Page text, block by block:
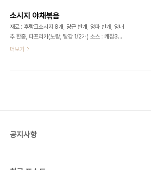
소시지 야채볶음
재료 : 후랑크소시지 8개, 당근 반개, 양파 반개, 양배
추 한줌, 파프리카(노랑, 빨강 1/2개) 소스 : 케찹3T,
고추장1T, 간장1T, 물엿1/2T, 설탕1/2T, 다진마늘
불을 끕니다. 6. 완성된 소시지야채볶음을 그릇에 담
더보기
공지사항